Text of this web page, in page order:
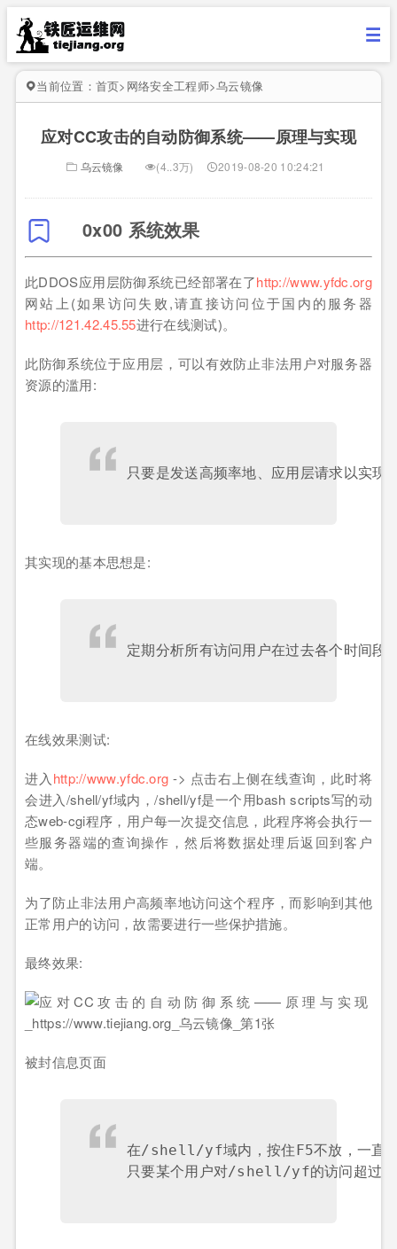
当前位置： 首页> 网络安全工程师>乌云镜像
应对CC攻击的自动防御系统——原理与实现
乌云镜像 (4..3万) 2019-08-20 10:24:21
0x00 系统效果
此DDOS应用层防御系统已经部署在了http://www.yfdc.org
网站上(如果访问失败,请直接访问位于国内的服务器
http://121.42.45.55进行在线测试)。
此防御系统位于应用层，可以有效防止非法用户对服务器
资源的滥用:
其实现的基本思想是:
在线效果测试:
进入 http://www.yfdc.org -> 点击右上侧在线查询，此时将
会进入/shell/yf域内，/shell/yf是一个用bash scripts写的动
态web-cgi程序，用户每一次提交信息，此程序将会执行一
些服务器端的查询操作，然后将数据处理后返回到客户
端。
为了防止非法用户高频率地访问这个程序，而影响到其他
正常用户的访问，故需要进行一些保护措施。
最终效果:
被封信息页面
在/shell/yf域内，按住F5不放，一直刷